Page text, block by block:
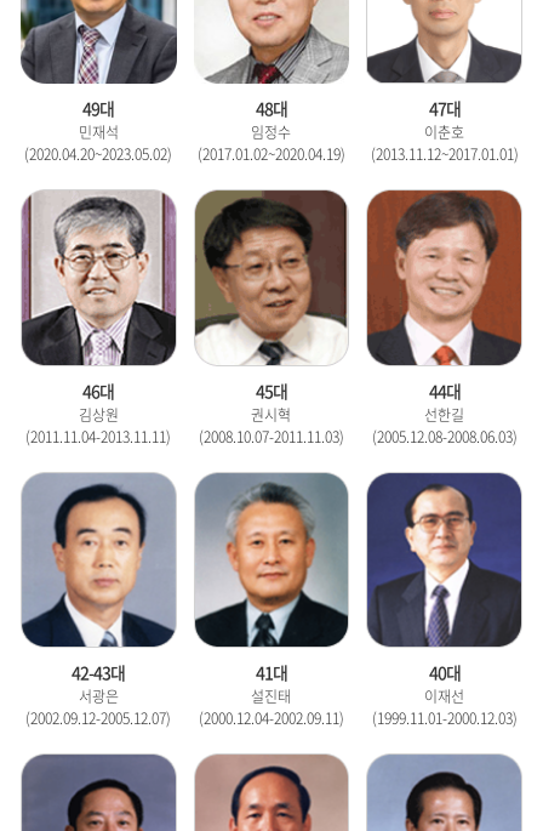
49대
민재석
(2020.04.20~2023.05.02)
48대
임정수
(2017.01.02~2020.04.19)
47대
이춘호
(2013.11.12~2017.01.01)
46대
김상원
(2011.11.04-2013.11.11)
45대
권시혁
(2008.10.07-2011.11.03)
44대
선한길
(2005.12.08-2008.06.03)
42-43대
서광은
(2002.09.12-2005.12.07)
41대
설진태
(2000.12.04-2002.09.11)
40대
이재선
(1999.11.01-2000.12.03)